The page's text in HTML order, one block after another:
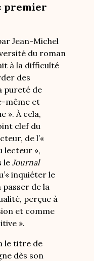
premier
Jean-Michel
du roman
à la difficulté
des
pureté de
même et
». À cela,
clef du
de l’«
lecteur »,
le Journal
inquiéter le
de la
perçue à
et comme
».
le titre de
dès son